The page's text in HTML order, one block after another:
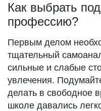
Как выбрать
профессию?
Первым делом
тщательный
сильные и слабые
увлечения.
делать в свободное
школе давались